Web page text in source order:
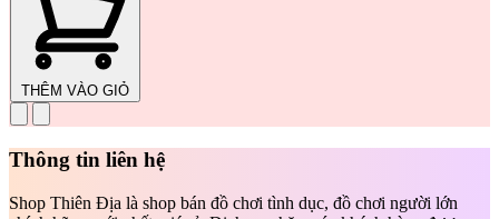
THÊM VÀO GIỎ
Thông tin liên hệ
Shop Thiên Địa là shop bán đồ chơi tình dục, đồ chơi người lớn